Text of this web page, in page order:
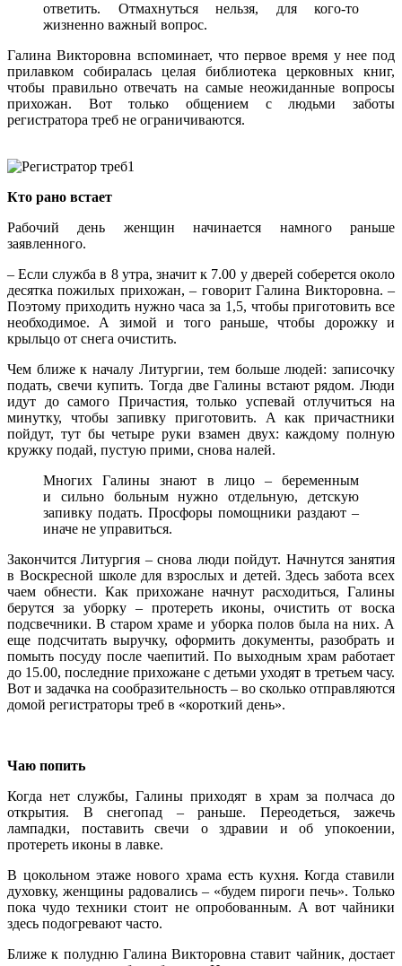
ответить. Отмахнуться нельзя, для кого-то
жизненно важный вопрос.
Галина Викторовна вспоминает, что первое время у нее под
прилавком собиралась целая библиотека церковных книг,
чтобы правильно отвечать на самые неожиданные вопросы
прихожан. Вот только общением с людьми заботы
регистратора треб не ограничиваются.
Кто рано встает
Рабочий день женщин начинается намного раньше
заявленного.
– Если служба в 8 утра, значит к 7.00 у дверей соберется около
десятка пожилых прихожан, – говорит Галина Викторовна. –
Поэтому приходить нужно часа за 1,5, чтобы приготовить все
необходимое. А зимой и того раньше, чтобы дорожку и
крыльцо от снега очистить.
Чем ближе к началу Литургии, тем больше людей: записочку
подать, свечи купить. Тогда две Галины встают рядом. Люди
идут до самого Причастия, только успевай отлучиться на
минутку, чтобы запивку приготовить. А как причастники
пойдут, тут бы четыре руки взамен двух: каждому полную
кружку подай, пустую прими, снова налей.
Многих Галины знают в лицо – беременным
и сильно больным нужно отдельную, детскую
запивку подать. Просфоры помощники раздают –
иначе не управиться.
Закончится Литургия – снова люди пойдут. Начнутся занятия
в Воскресной школе для взрослых и детей. Здесь забота всех
чаем обнести. Как прихожане начнут расходиться, Галины
берутся за уборку – протереть иконы, очистить от воска
подсвечники. В старом храме и уборка полов была на них. А
еще подсчитать выручку, оформить документы, разобрать и
помыть посуду после чаепитий. По выходным храм работает
до 15.00, последние прихожане с детьми уходят в третьем часу.
Вот и задачка на сообразительность – во сколько отправляются
домой регистраторы треб в «короткий день».
Чаю попить
Когда нет службы, Галины приходят в храм за полчаса до
открытия. В снегопад – раньше. Переодеться, зажечь
лампадки, поставить свечи о здравии и об упокоении,
протереть иконы в лавке.
В цокольном этаже нового храма есть кухня. Когда ставили
духовку, женщины радовались – «будем пироги печь». Только
пока чудо техники стоит не опробованным. А вот чайники
здесь подогревают часто.
Ближе к полудню Галина Викторовна ставит чайник, достает